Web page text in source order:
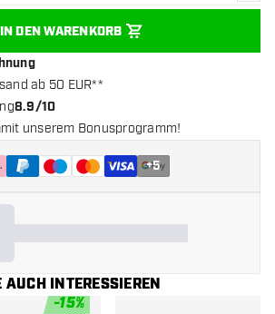
IN DEN WARENKORB
ab 50 EUR**
8.9/10
mit unserem Bonusprogramm!
+5
INTERESSIEREN
-15%